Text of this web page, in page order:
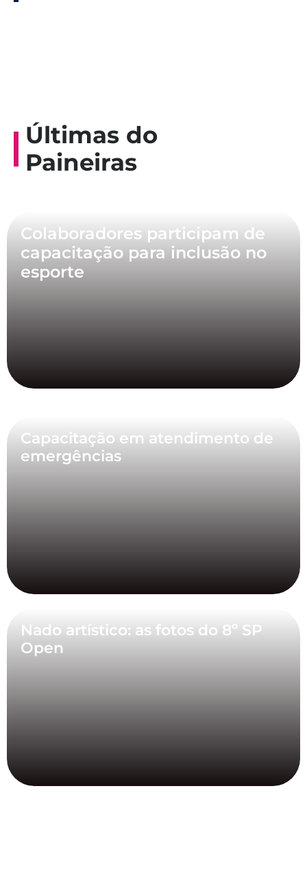
Últimas do
Paineiras
Colaboradores participam de
capacitação para inclusão no
esporte
Capacitação em atendimento de
emergências
Nado artístico: as fotos do 8º SP
Open